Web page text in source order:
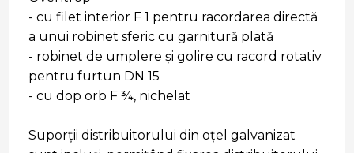
- cu filet interior F 1 pentru racordarea directă
a unui robinet sferic cu garnitură plată
- robinet de umplere și golire cu racord rotativ
pentru furtun DN 15
- cu dop orb F ¾, nichelat
Suporții distribuitorului din oțel galvanizat